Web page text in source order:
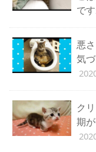
で
悪
気
ク
期